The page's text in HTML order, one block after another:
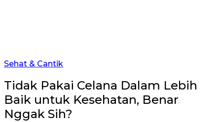
Sehat & Cantik
Tidak Pakai Celana Dalam Lebih
Baik untuk Kesehatan, Benar
Nggak Sih?